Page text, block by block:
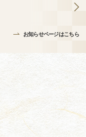
お知らせページはこちら